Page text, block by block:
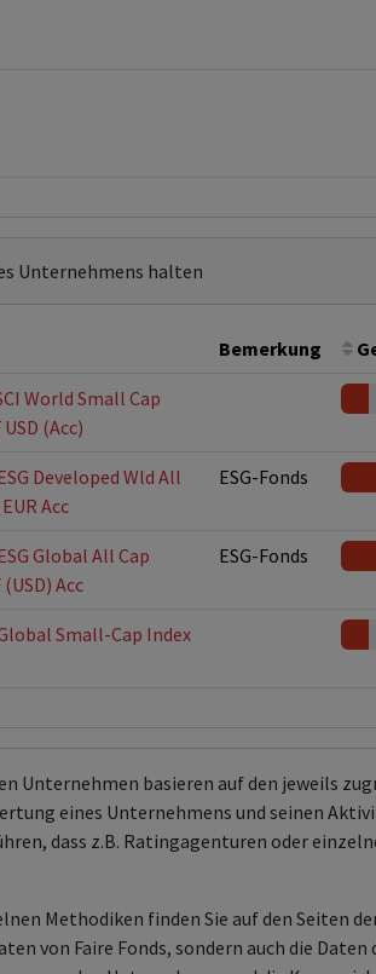
Unternehmens halten
Bemerkung
World Small Cap
(Acc)
Developed Wld All
Acc
ESG-Fonds
Global All Cap
(USD) Acc
ESG-Fonds
Small-Cap Index
Unternehmen basieren auf den jeweils
eines Unternehmens und seinen
dass z.B. Ratingagenturen oder
Methodiken finden Sie auf den Seiten
von Faire Fonds, sondern auch die